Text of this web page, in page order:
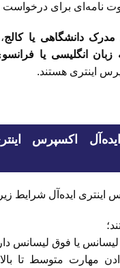
نامه‌ای برای
مدرک دانشگاهی یا کالج
انگلیسی یا فرانسو
اینتری هستند.
ایده‌آل اکسپرس
اینتری ایده‌آل شرایط زیر
یا فوق لیسانس
مهارت متوسط ​​تا